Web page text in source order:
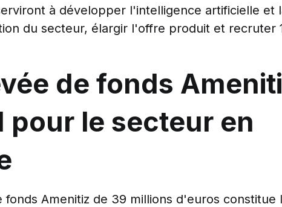
à développer l'intelligence artificielle et
du secteur, élargir l'offre produit et recruter
de fonds
pour le secteur en
fonds Amenitiz de 39 millions d'euros constitue